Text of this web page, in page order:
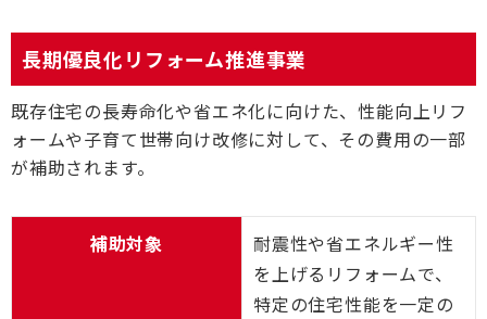
長期優良化リフォーム推進事業
既存住宅の長寿命化や省エネ化に向けた、性能向上リフ
ォームや子育て世帯向け改修に対して、その費用の一部
が補助されます。
補助対象
耐震性や省エネルギー性
を上げるリフォームで、
特定の住宅性能を一定の